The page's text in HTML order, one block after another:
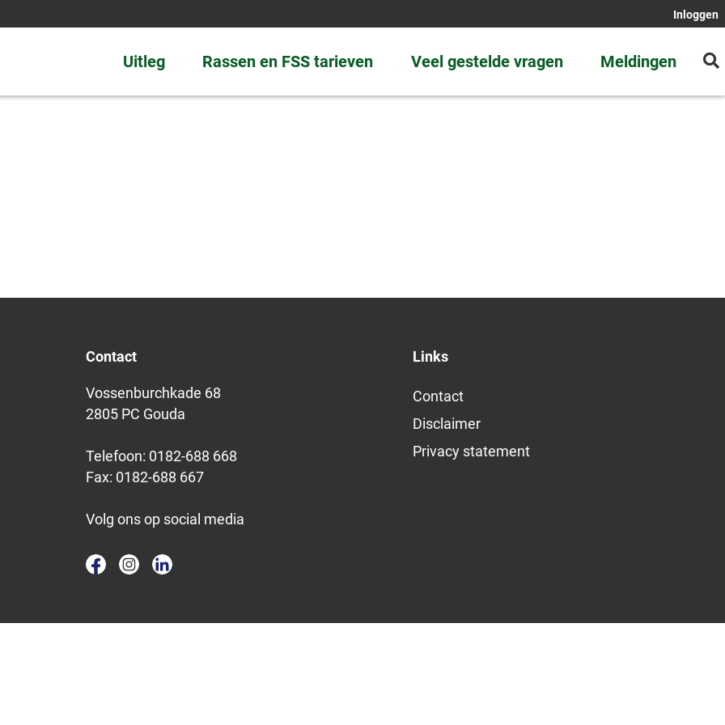
Inloggen
Uitleg Rassen en FSS tarieven Veel gestelde vragen Meldingen
Contact
Vossenburchkade 68
2805 PC Gouda
Telefoon: 0182-688 668
Fax: 0182-688 667
Volg ons op social media
Links
Contact
Disclaimer
Privacy statement